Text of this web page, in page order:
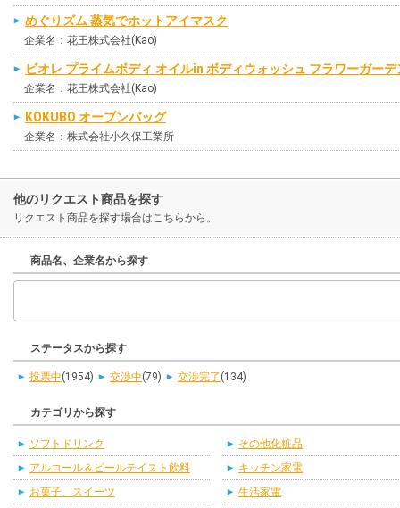
めぐりズム 蒸気でホットアイマスク
企業名：花王株式会社(Kao)
ビオレ プライムボディ オイルin ボディウォッシュ フラワーガー
企業名：花王株式会社(Kao)
KOKUBO オーブンバッグ
企業名：株式会社小久保工業所
他のリクエスト商品を探す
リクエスト商品を探す場合はこちらから。
商品名、企業名から探す
ステータスから探す
投票中(1954) 交渉中(79) 交渉完了 (134)
カテゴリから探す
ソフトドリンク
アルコール＆ビールテイスト飲料
お菓子、スイーツ
その他化粧品
キッチン家電
生活家電